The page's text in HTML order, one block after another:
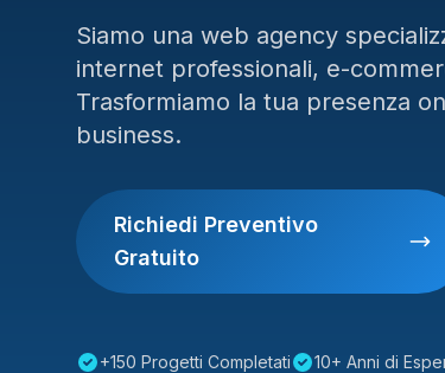
Siamo una web agency
internet professionali, e-
Trasformiamo la tua presenza
business.
Richiedi Preventivo
Gratuito
+150 Progetti Completati 10+ Anni di